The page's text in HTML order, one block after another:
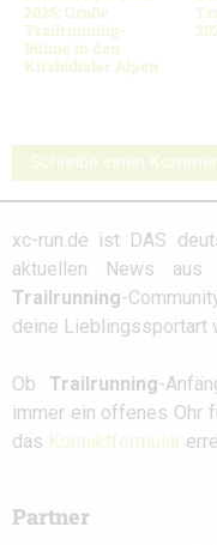
2026: Große
Trailrunning-
Bühne in den
Kitzbüheler Alpen
Schreibe einen
xc-run.de ist DAS
aktuellen News aus
Trailrunning-
deine Lieblingssportart
Ob Trailrunning-
immer ein offenes Ohr
das Kontaktformular
Partner